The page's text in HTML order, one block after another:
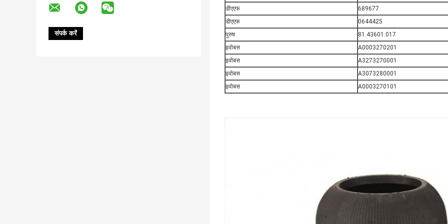
डीएएफ
689677
डीएएफ
0644425
पुरुष
81.43601.017
इवोबस
A0003270201
इवोबस
A3273270001
इवोबस
A3073280001
इवोबस
A0003270101